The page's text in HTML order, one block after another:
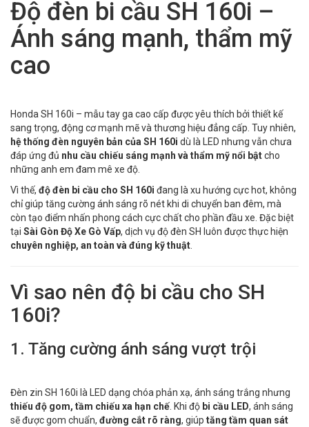
Độ đèn bi cầu SH 160i –
Ánh sáng mạnh, thẩm mỹ
cao
Honda SH 160i – mẫu tay ga cao cấp được yêu thích bởi thiết kế
sang trọng, động cơ mạnh mẽ và thương hiệu đẳng cấp. Tuy nhiên,
hệ thống đèn nguyên bản của SH 160i dù là LED nhưng vẫn chưa
đáp ứng đủ nhu cầu chiếu sáng mạnh và thẩm mỹ nổi bậtcho
những anh em đam mê xe độ.
Vì thế, độ đèn bi cầu cho SH 160i đang là xu hướng cực hot, không
chỉ giúp tăng cường ánh sáng rõ nét khi di chuyển ban đêm, mà
còn tạo điểm nhấn phong cách cực chất cho phần đầu xe. Đặc biệt
tại Sài Gòn Độ Xe Gò Vấp, dịch vụ độ đèn SH luôn được thực hiện
chuyên nghiệp, an toàn và đúng kỹ thuật
Vì sao nên độ bi cầu cho SH
160i?
1. Tăng cường ánh sáng vượt trội
Đèn zin SH 160i là LED dạng chóa phản xạ, ánh sáng trắng nhưng
thiếu độ gom, tầm chiếu xa hạn chế . Khi độ bi cầu LED, ánh sáng
sẽ được gom chuẩn, đường cắt rõ ràng, giúp tăng tầm quan sát